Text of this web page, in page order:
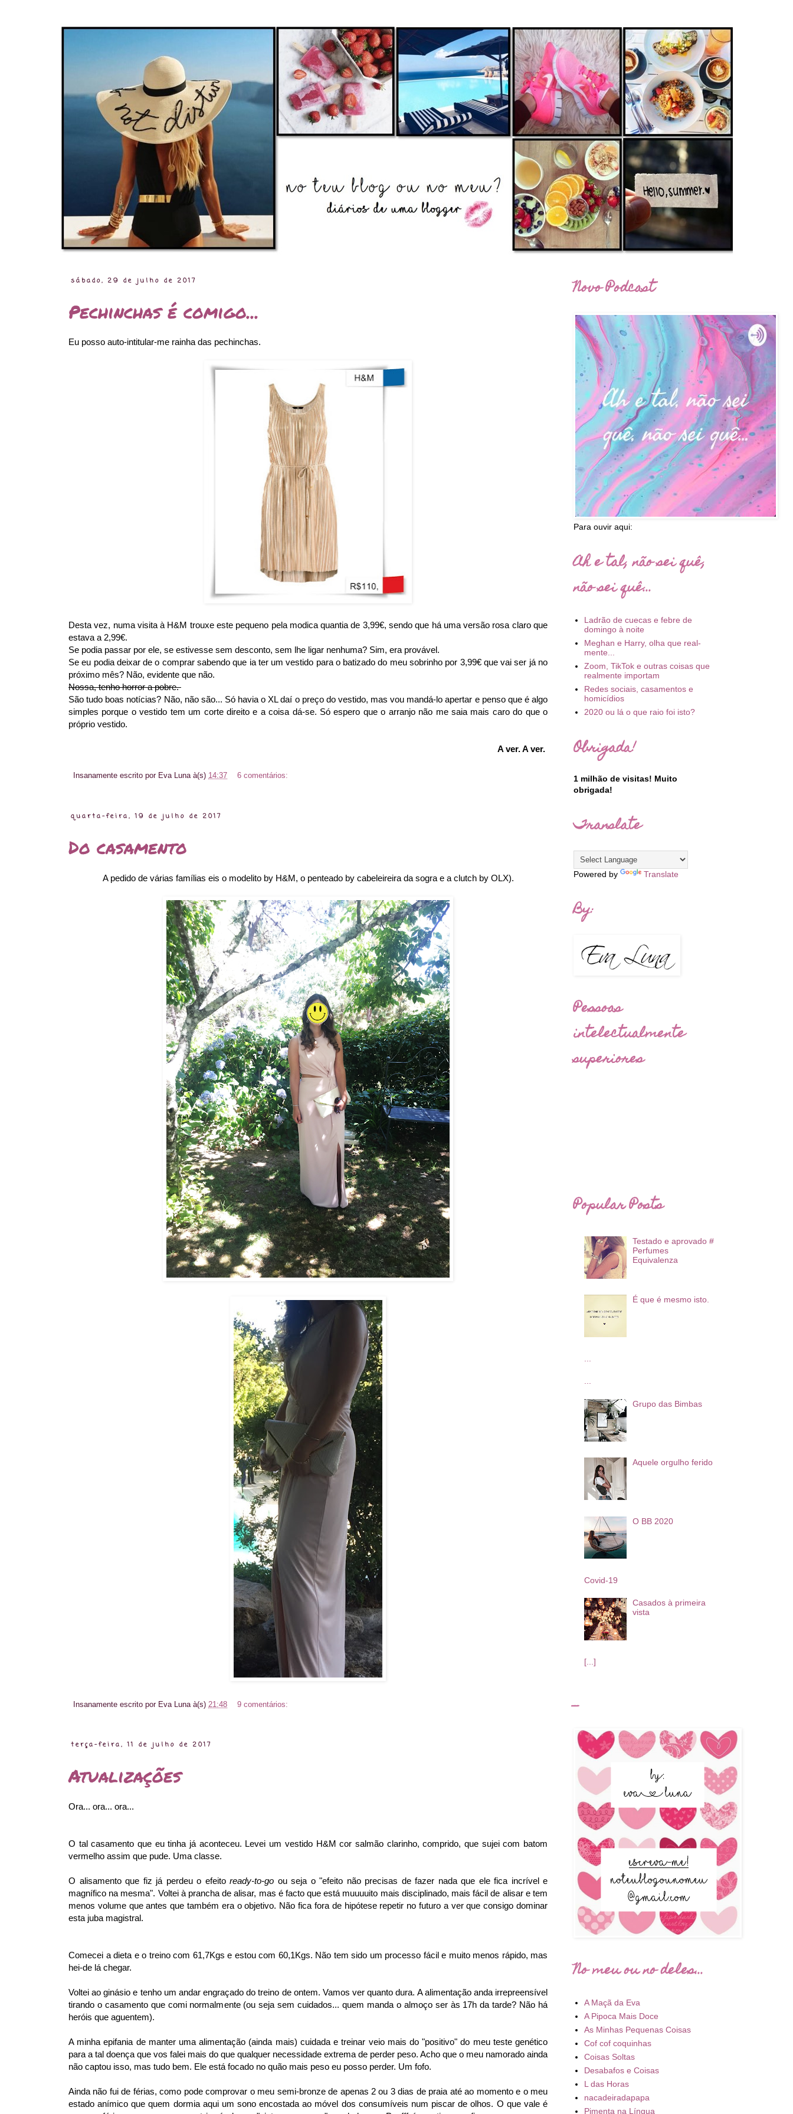
sábado, 29 de julho de 2017
Pechinchas é comigo...
Eu posso auto-intitular-me rainha das pechinchas.
Desta vez, numa visita à H&M trouxe este pequeno pela modica quantia de 3,99€, sendo que há uma versão rosa claro que
estava a 2,99€.
Se podia passar por ele, se estivesse sem desconto, sem lhe ligar nenhuma? Sim, era provável.
Se eu podia deixar de o comprar sabendo que ia ter um vestido para o batizado do meu sobrinho por 3,99€ que vai ser já no
próximo mês? Não, evidente que não.
Nossa, tenho horror a pobre.
São tudo boas notícias? Não, não são... Só havia o XL daí o preço do vestido, mas vou mandá-lo apertar e penso que é algo
simples porque o vestido tem um corte direito e a coisa dá-se. Só espero que o arranjo não me saia mais caro do que o
próprio vestido.
A ver. A ver.
Insanamente escrito por Eva Luna à(s) 14:37 6 comentários:
quarta-feira, 19 de julho de 2017
Do casamento
A pedido de várias famílias eis o modelito by H&M, o penteado by cabeleireira da sogra e a clutch by OLX).
Insanamente escrito por Eva Luna à(s) 21:48 9 comentários:
terça-feira, 11 de julho de 2017
Atualizações
Ora... ora... ora...
O tal casamento que eu tinha já aconteceu. Levei um vestido H&M cor salmão clarinho, comprido, que sujei com batom
vermelho assim que pude. Uma classe.
O alisamento que fiz já perdeu o efeito ready-to-go ou seja o "efeito não precisas de fazer nada que ele fica incrível e
magnífico na mesma". Voltei à prancha de alisar, mas é facto que está muuuuito mais disciplinado, mais fácil de alisar e tem
menos volume que antes que também era o objetivo. Não fica fora de hipótese repetir no futuro a ver que consigo dominar
esta juba magistral.
Comecei a dieta e o treino com 61,7Kgs e estou com 60,1Kgs. Não tem sido um processo fácil e muito menos rápido, mas
hei-de lá chegar.
Voltei ao ginásio e tenho um andar engraçado do treino de ontem. Vamos ver quanto dura. A alimentação anda irrepreensível
tirando o casamento que comi normalmente (ou seja sem cuidados... quem manda o almoço ser às 17h da tarde? Não há
heróis que aguentem).
A minha epifania de manter uma alimentação (ainda mais) cuidada e treinar veio mais do "positivo" do meu teste genético
para a tal doença que vos falei mais do que qualquer necessidade extrema de perder peso. Acho que o meu namorado ainda
não captou isso, mas tudo bem. Ele está focado no quão mais peso eu posso perder. Um fofo.
Ainda não fui de férias, como pode comprovar o meu semi-bronze de apenas 2 ou 3 dias de praia até ao momento e o meu
estado anímico que quem dormia aqui um sono encostada ao móvel dos consumíveis num piscar de olhos. O que vale é
Novo Podcast
Para ouvir aqui:
Ah e tal, não sei quê,
não sei quê...
Ladrão de cuecas e febre de
domingo à noite
Meghan e Harry, olha que real-
mente...
Zoom, TikTok e outras coisas que
realmente importam
Redes sociais, casamentos e
homicídios
2020 ou lá o que raio foi isto?
Obrigada!
1 milhão de visitas! Muito
obrigada!
Translate
Powered by Translate
By:
Pessoas
intelectualmente
superiores
Popular Posts
Testado e aprovado #
Perfumes
Equivalenza
É que é mesmo isto.
...
Grupo das Bimbas
Aquele orgulho ferido
O BB 2020
Covid-19
Casados à primeira
vista
[...]
_
No meu ou no deles...
A Maçã da Eva
A Pipoca Mais Doce
As Minhas Pequenas Coisas
Cof cof coquinhas
Coisas Soltas
Desabafos e Coisas
L das Horas
nacadeiradapapa
Pimenta na Língua